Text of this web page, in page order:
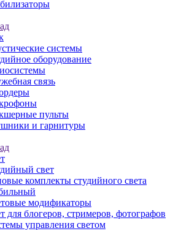
системы
оборудование
связь
пульты
и гарнитуры
свет
комплекты студийного света
модификаторы
для блогеров, стримеров, фотографов
управления светом